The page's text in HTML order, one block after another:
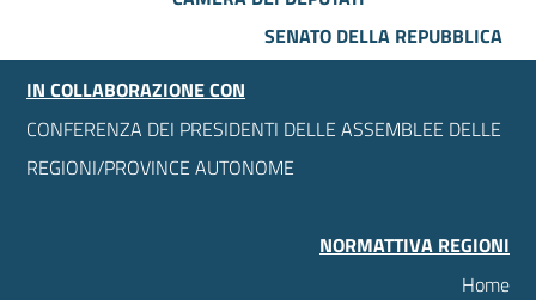
SENATO DELLA REPUBBLICA
IN COLLABORAZIONE CON
CONFERENZA DEI PRESIDENTI DELLE ASSEMBLEE DELLE
REGIONI/PROVINCE AUTONOME
NORMATTIVA REGIONI
Home